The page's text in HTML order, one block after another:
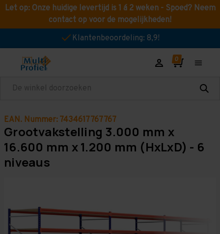
Let op: Onze huidige levertijd is 1 á 2 weken - Spoed? Neem
contact op voor de mogelijkheden!
Klantenbeoordeling: 8,9!
Zoeken
EAN. Nummer: 7434617767767
Grootvakstelling 3.000 mm x
16.600 mm x 1.200 mm (HxLxD) - 6
niveaus